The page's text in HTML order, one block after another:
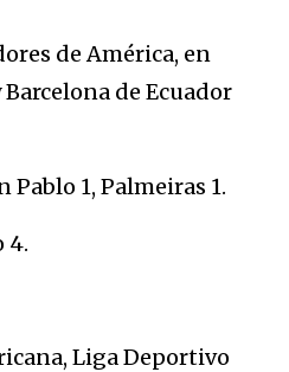
de América, en
de Ecuador
Pablo 1, Palmeiras 1.
4.
Liga Deportivo